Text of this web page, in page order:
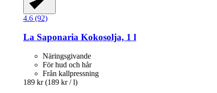
4.6 (92)
La Saponaria Kokosolja, 1 l
Näringsgivande
För hud och hår
Från kallpressning
189 kr (189 kr / l)